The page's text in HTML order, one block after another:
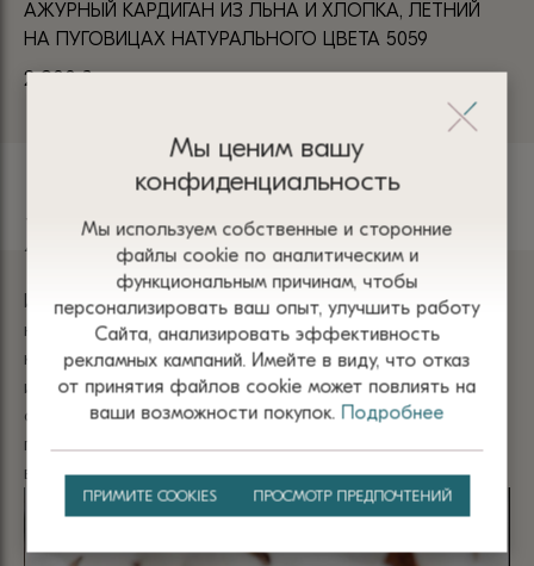
АЖУРНЫЙ КАРДИГАН ИЗ ЛЬНА И ХЛОПКА, ЛЕТНИЙ
НА ПУГОВИЦАХ НАТУРАЛЬНОГО ЦВЕТА 5059
2 900₴
Хлопок
Изделия из хлопка имеют мягкую текстуру и приятны
на ощупь. Они не раздражают кожу и обеспечивает
комфорт благодаря отличной воздухопроницаемости
и способности впитывать влагу. Одежда из хлопка
отличается прочностью, гипоаллергенностью и
простотой в уходе, что делает ее универсальным
выбором для любого времени года.
Мы ценим вашу
конфиденциальность
Мы используем собственные и сторонние
файлы сооkіе по аналитическим и
функциональным причинам, чтобы
персонализировать ваш опыт, улучшить работу
Сайта, анализировать эффективность
рекламных кампаний. Имейте в виду, что отказ
от принятия файлов сооkіе может повлиять на
ваши возможности покупок. Подробнее
ПРИМИТЕ COOKIES ПРОСМОТР ПРЕДПОЧТЕНИЙ